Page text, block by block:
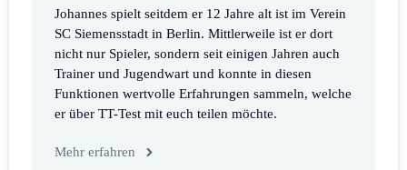
Johannes spielt seitdem er 12 Jahre alt ist im Verein
SC Siemensstadt in Berlin. Mittlerweile ist er dort
nicht nur Spieler, sondern seit einigen Jahren auch
Trainer und Jugendwart und konnte in diesen
Funktionen wertvolle Erfahrungen sammeln, welche
er über TT-Test mit euch teilen möchte.
Mehr erfahren